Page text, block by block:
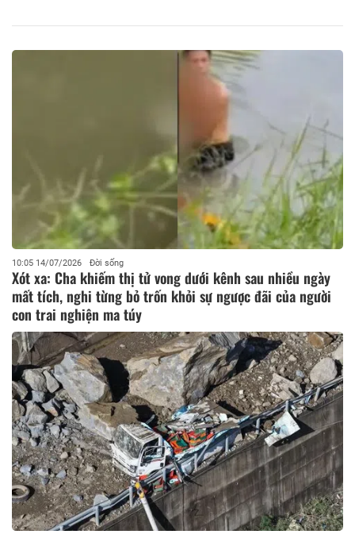
xảy ra vụ...
10:05 14/07/2026 Đời sống
Xót xa: Cha khiếm thị tử vong dưới kênh sau nhiều ngày
mất tích, nghi từng bỏ trốn khỏi sự ngược đãi của người
con trai nghiện ma túy